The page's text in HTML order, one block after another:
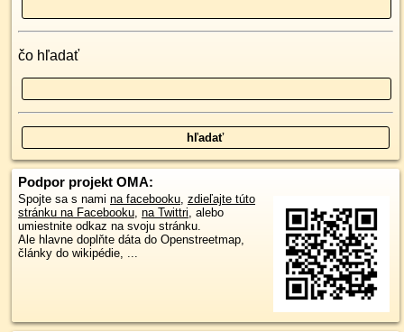
čo hľadať
Podpor projekt OMA:
Spojte sa s nami na facebooku, zdieľajte túto
stránku na Facebooku, na Twittri, alebo
umiestnite odkaz na svoju stránku.
Ale hlavne doplňte dáta do Openstreetmap,
články do wikipédie, ...